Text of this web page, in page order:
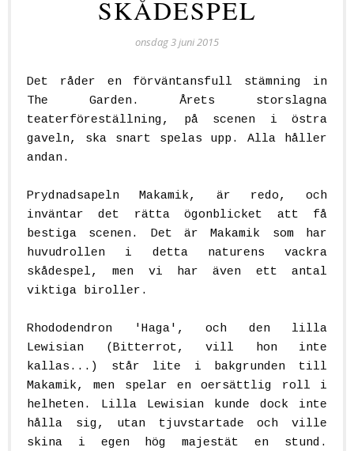
SKÅDESPEL
onsdag 3 juni 2015
Det råder en förväntansfull stämning in
The Garden. Årets storslagna
teaterföreställning, på scenen i östra
gaveln, ska snart spelas upp. Alla håller
andan.
Prydnadsapeln Makamik, är redo, och
inväntar det rätta ögonblicket att få
bestiga scenen. Det är Makamik som har
huvudrollen i detta naturens vackra
skådespel, men vi har även ett antal
viktiga biroller.
Rhododendron 'Haga', och den lilla
Lewisian (Bitterrot, vill hon inte
kallas...) står lite i bakgrunden till
Makamik, men spelar en oersättlig roll i
helheten. Lilla Lewisian kunde dock inte
hålla sig, utan tjuvstartade och ville
skina i egen hög majestät en stund.